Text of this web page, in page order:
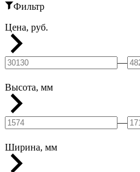
Фильтр
Цена, руб.
—
Высота, мм
—
Ширина, мм